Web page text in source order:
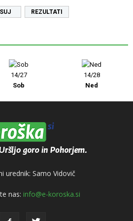
REZULTATI
14/27
Sob
14/28
Ned
urednik: Samo Vidovič
nas: info@e-koroska.si